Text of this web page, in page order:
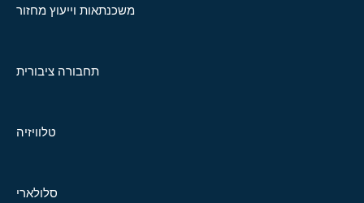
משכנתאות וייעוץ מחזור
תחבורה ציבורית
טלוויזיה
סלולארי